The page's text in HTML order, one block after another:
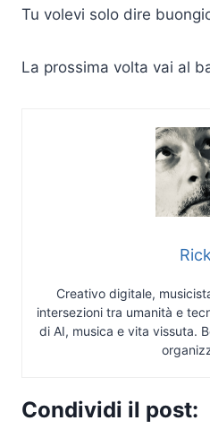
Tu volevi solo dire
La prossima volta vai al
Creativo digitale,
intersezioni tra umanità e
di AI, musica e vita vissuta.
Condividi il post: